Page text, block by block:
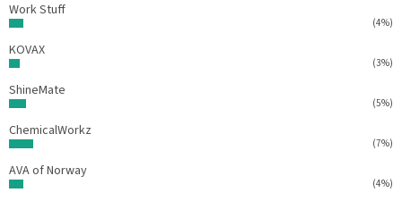
Work Stuff
(4%)
KOVAX
(3%)
ShineMate
(5%)
ChemicalWorkz
(7%)
AVA of Norway
(4%)